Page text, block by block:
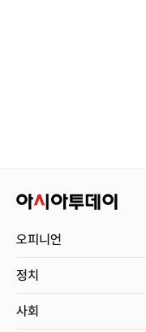
오피니언
정치
사회